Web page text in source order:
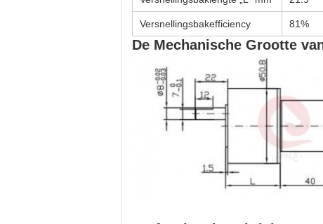
Versnellingsbakefficiency 81%
De Mechanische Grootte